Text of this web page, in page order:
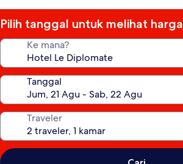
Pilih tanggal untuk melihat harga
Ke mana?
Tanggal
Traveler